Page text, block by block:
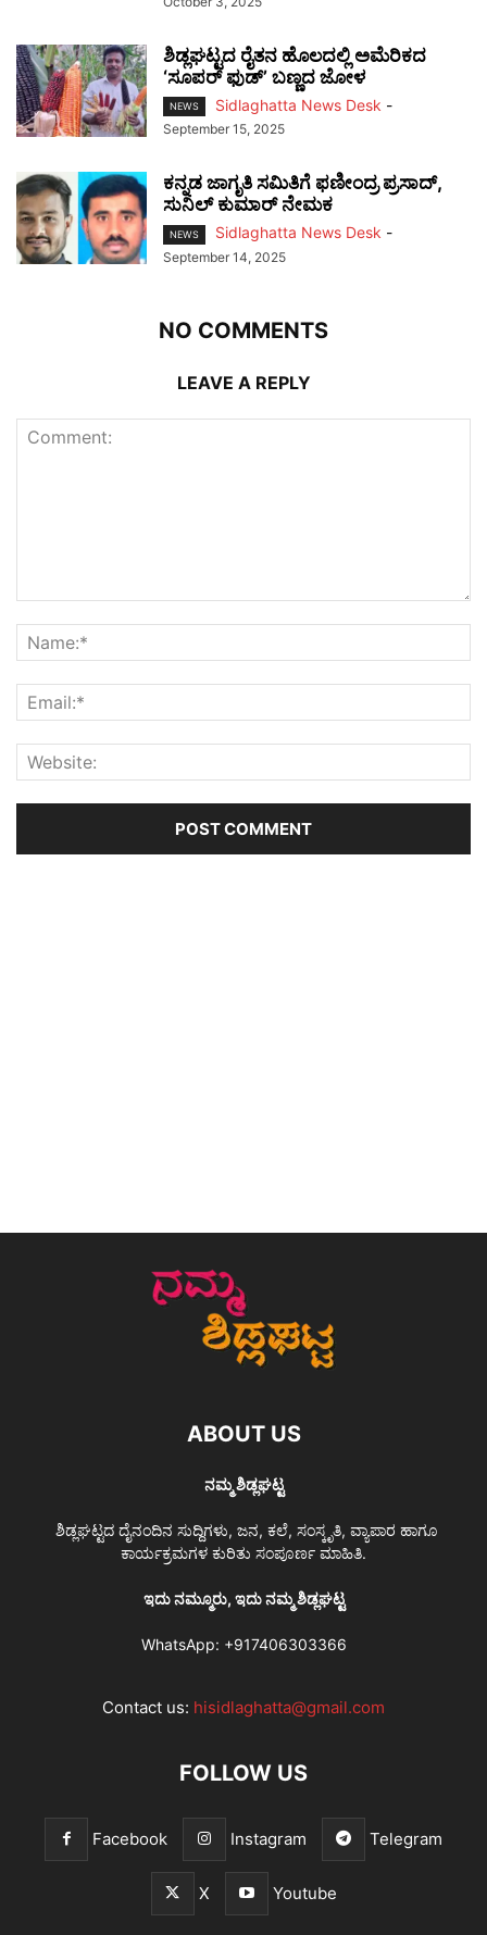
ಶಿಡ್ಲಘಟ್ಟದ ರೈತನ ಹೊಲದಲ್ಲಿ ಅಮೆರಿಕದ
‘ಸೂಪರ್ ಫುಡ್’ ಬಣ್ಣದ ಜೋಳ
NEWS Sidlaghatta News Desk -
September 15, 2025
ಕನ್ನಡ ಜಾಗೃತಿ ಸಮಿತಿಗೆ ಫಣೀಂದ್ರ ಪ್ರಸಾದ್,
ಸುನಿಲ್ ಕುಮಾರ್ ನೇಮಕ
NEWS Sidlaghatta News Desk -
September 14, 2025
NO COMMENTS
LEAVE A REPLY
ABOUT US
ನಮ್ಮ ಶಿಡ್ಲಘಟ್ಟ
ಶಿಡ್ಲಘಟ್ಟದ ದೈನಂದಿನ ಸುದ್ದಿಗಳು, ಜನ, ಕಲೆ, ಸಂಸ್ಕೃತಿ, ವ್ಯಾಪಾರ ಹಾಗೂ
ಕಾರ್ಯಕ್ರಮಗಳ ಕುರಿತು ಸಂಪೂರ್ಣ ಮಾಹಿತಿ.
ಇದು ನಮ್ಮೂರು, ಇದು ನಮ್ಮ ಶಿಡ್ಲಘಟ್ಟ
WhatsApp: +917406303366
Contact us: hisidlaghatta@gmail.com
FOLLOW US
Facebook Instagram Telegram
X Youtube